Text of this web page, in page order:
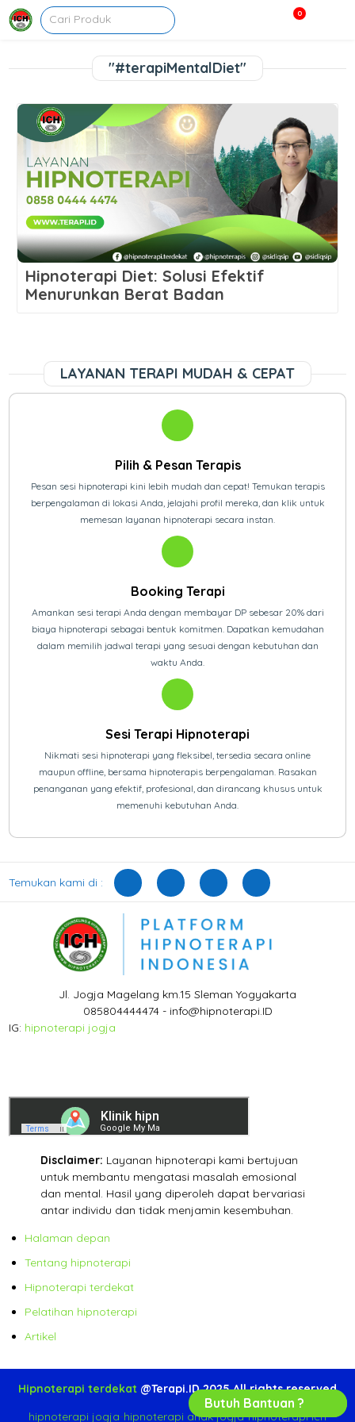
0
"#terapiMentalDiet"
Hipnoterapi Diet: Solusi Efektif
Menurunkan Berat Badan
LAYANAN TERAPI MUDAH & CEPAT
Pilih & Pesan Terapis
Pesan sesi hipnoterapi kini lebih mudah dan cepat! Temukan terapis
berpengalaman di lokasi Anda, jelajahi profil mereka, dan klik untuk
memesan layanan hipnoterapi secara instan.
Booking Terapi
Amankan sesi terapi Anda dengan membayar DP sebesar 20% dari
biaya hipnoterapi sebagai bentuk komitmen. Dapatkan kemudahan
dalam memilih jadwal terapi yang sesuai dengan kebutuhan dan
waktu Anda.
Sesi Terapi Hipnoterapi
Nikmati sesi hipnoterapi yang fleksibel, tersedia secara online
maupun offline, bersama hipnoterapis berpengalaman. Rasakan
penanganan yang efektif, profesional, dan dirancang khusus untuk
memenuhi kebutuhan Anda.
Temukan kami di :
Jl. Jogja Magelang km.15 Sleman Yogyakarta
085804444474 - info@hipnoterapi.ID
IG: hipnoterapi jogja
Disclaimer: Layanan hipnoterapi kami bertujuan
untuk membantu mengatasi masalah emosional
dan mental. Hasil yang diperoleh dapat bervariasi
antar individu dan tidak menjamin kesembuhan.
Halaman depan
Tentang hipnoterapi
Hipnoterapi terdekat
Pelatihan hipnoterapi
Artikel
Hipnoterapi terdekat @Terapi.ID 2025 All rights reserved
hipnoterapi jogja-hipnoterapi anak jogja-hipnoterapi ich
Butuh Bantuan ?